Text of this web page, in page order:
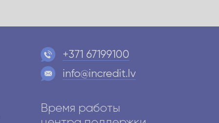
+371 67199100
info@incredit.lv
Время работы